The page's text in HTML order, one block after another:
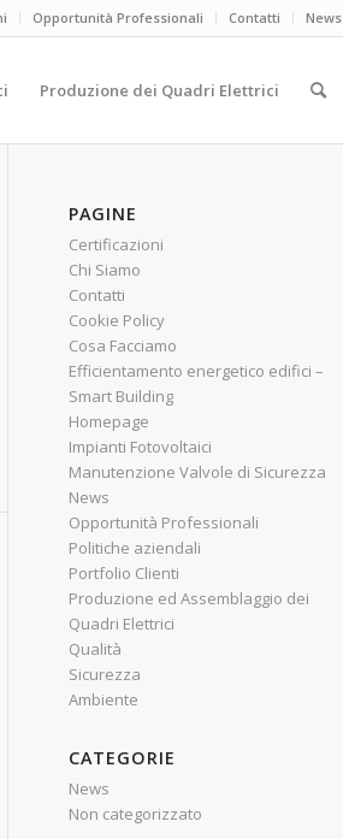
Opportunità Professionali Contatti News
Produzione dei Quadri Elettrici
PAGINE
Certificazioni
Chi Siamo
Contatti
Cookie Policy
Cosa Facciamo
Efficientamento energetico edifici –
Smart Building
Homepage
Impianti Fotovoltaici
Manutenzione Valvole di Sicurezza
News
Opportunità Professionali
Politiche aziendali
Portfolio Clienti
Produzione ed Assemblaggio dei
Quadri Elettrici
Qualità
Sicurezza
Ambiente
CATEGORIE
News
Non categorizzato